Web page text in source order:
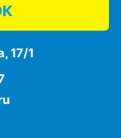
17/1